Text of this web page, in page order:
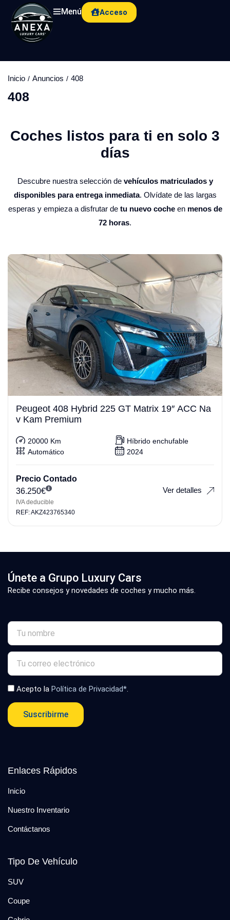
Menú Acceso
Inicio Anuncios 408
408
Coches listos para ti en solo 3
días​
Descubre nuestra selección de vehículos matriculados y
disponibles para entrega inmediata. Olvídate de las largas
esperas y empieza a disfrutar de tu nuevo cocheen menos de
72 horas.
Peugeot 408 Hybrid 225 GT Matrix 19″ ACC Na
v Kam Premium
20000 Km
Híbrido enchufable
Automático
2024
Precio Contado
36.250€
IVA deducible
Ver detalles
REF: AKZ423765340
Únete a Grupo Luxury Cars
Recibe consejos y novedades de coches y mucho más.
Acepto la Política de Privacidad*.
Suscribirme
Enlaces Rápidos
Inicio
Nuestro Inventario
Contáctanos
Tipo De Vehículo
SUV
Coupe